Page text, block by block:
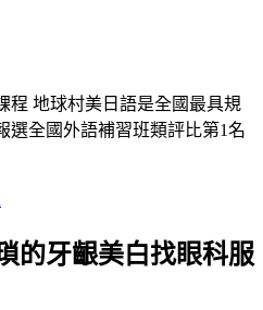
程 地球村美日語是全國最具規
選全國外語補習班類評比第1名
的牙齦美白找眼科服